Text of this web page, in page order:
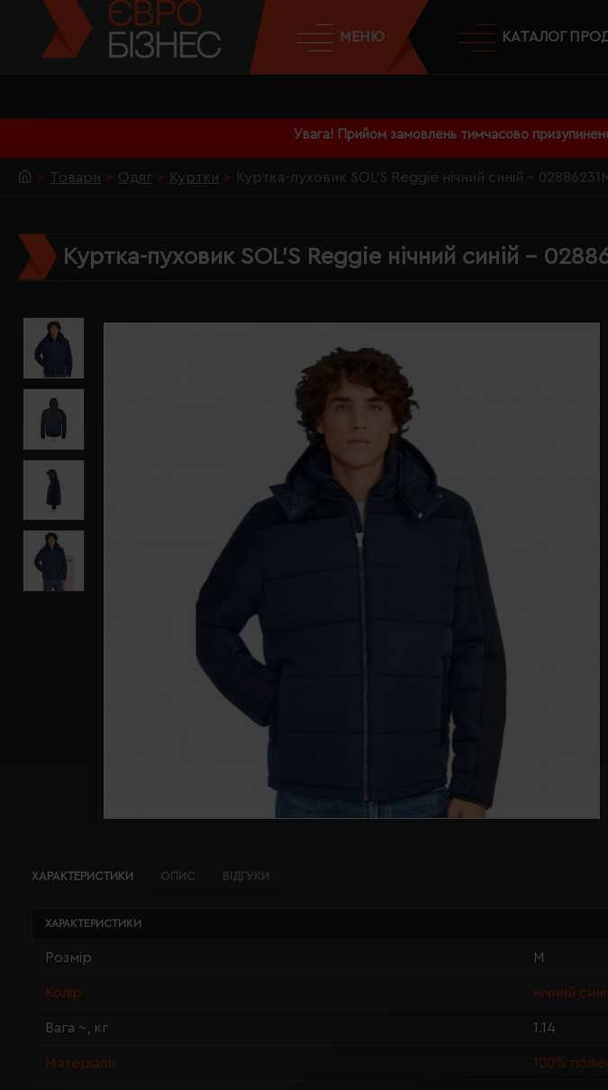
Увага! Прийом замовлень тимчасово
МЕНЮ КАТАЛОГ
Товари Одяг Куртки Куртка-пуховик SOL'S Reggie нічний синій -
Куртка-пуховик SOL'S Reggie нічний синій -
ХАРАКТЕРИСТИКИ ОПИС ВІДГУКИ
ХАРАКТЕРИСТИКИ
Розмір M
Колір нічний
Вага ~, кг 1.14
Матеріали 100%